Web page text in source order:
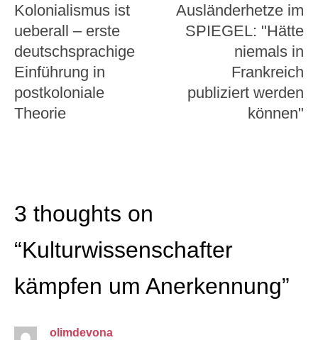
Kolonialismus ist
ueberall – erste
deutschsprachige
Einführung in
postkoloniale
Theorie
Ausländerhetze im
SPIEGEL: "Hätte
niemals in
Frankreich
publiziert werden
können"
3 thoughts on
“Kulturwissenschafter
kämpfen um Anerkennung”
olimdevona